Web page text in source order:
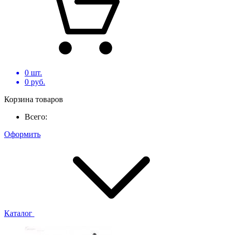
0 шт.
0 руб.
Корзина товаров
Всего:
Оформить
Каталог